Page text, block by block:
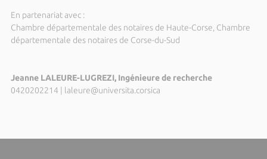
En partenariat avec :
Chambre départementale des notaires de Haute-Corse, Chambre
départementale des notaires de Corse-du-Sud
Jeanne LALEURE-LUGREZI, Ingénieure de recherche
0420202214 | laleure@universita.corsica